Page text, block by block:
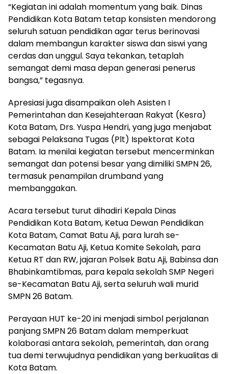
“Kegiatan ini adalah momentum yang baik. Dinas
Pendidikan Kota Batam tetap konsisten mendorong
seluruh satuan pendidikan agar terus berinovasi
dalam membangun karakter siswa dan siswi yang
cerdas dan unggul. Saya tekankan, tetaplah
semangat demi masa depan generasi penerus
bangsa,” tegasnya.
Apresiasi juga disampaikan oleh Asisten I
Pemerintahan dan Kesejahteraan Rakyat (Kesra)
Kota Batam, Drs. Yuspa Hendri, yang juga menjabat
sebagai Pelaksana Tugas (Plt) Ispektorat Kota
Batam. Ia menilai kegiatan tersebut mencerminkan
semangat dan potensi besar yang dimiliki SMPN 26,
termasuk penampilan drumband yang
membanggakan.
Acara tersebut turut dihadiri Kepala Dinas
Pendidikan Kota Batam, Ketua Dewan Pendidikan
Kota Batam, Camat Batu Aji, para lurah se-
Kecamatan Batu Aji, Ketua Komite Sekolah, para
Ketua RT dan RW, jajaran Polsek Batu Aji, Babinsa dan
Bhabinkamtibmas, para kepala sekolah SMP Negeri
se-Kecamatan Batu Aji, serta seluruh wali murid
SMPN 26 Batam.
Perayaan HUT ke-20 ini menjadi simbol perjalanan
panjang SMPN 26 Batam dalam memperkuat
kolaborasi antara sekolah, pemerintah, dan orang
tua demi terwujudnya pendidikan yang berkualitas di
Kota Batam.